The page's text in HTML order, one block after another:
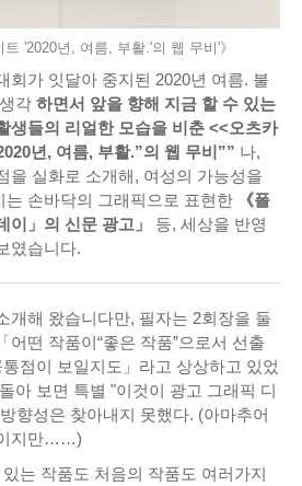
트 '2020년, 여름, 부활.'의 웹 무비'》
회가 잇달아 중지된 2020년 여름. 불
각 하면서 앞을 향해 지금 할 수 있는
생들의 리얼한 모습을 비춘 <<오츠카
년, 여름, 부활.”의 웹 무비”” 나,
을 실화로 소개해, 여성의 가능성을
는 손바닥의 그래픽으로 표현한
《폴
이」의 신문 광고」
등, 세상을 반영
였습니다.
개해 왔습니다만, 필자는 2회장을 둘
어떤 작품이“좋은 작품”으로서 선출
점이 보일지도」라고 상상하고 있었
아 보면 특별 "이것이 광고 그래픽 디
향성은 찾아내지 못했다. (아마추어
지만……)
는 작품도 처음의 작품도 여러가지